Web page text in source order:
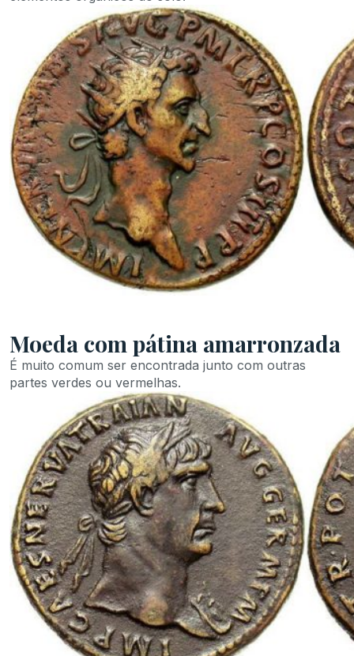
Moeda com pátina amarronzada
É muito comum ser encontrada junto com outras
partes verdes ou vermelhas.